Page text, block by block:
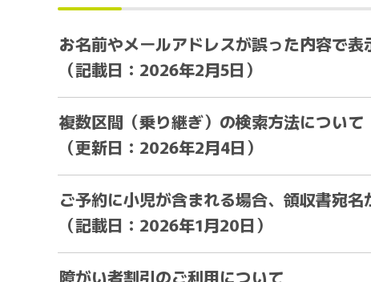
お名前やメールアドレスが誤った内容で
（記載日：2026年2月5日）
複数区間（乗り継ぎ）の検索方法について
（更新日：2026年2月4日）
ご予約に小児が含まれる場合、領収書宛
（記載日：2026年1月20日）
障がい者割引のご利用について